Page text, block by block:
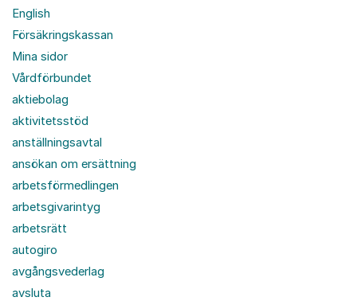
English
Försäkringskassan
Mina sidor
Vårdförbundet
aktiebolag
aktivitetsstöd
anställningsavtal
ansökan om ersättning
arbetsförmedlingen
arbetsgivarintyg
arbetsrätt
autogiro
avgångsvederlag
avsluta